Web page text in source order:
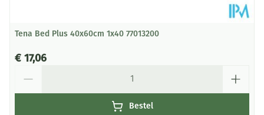
Tena Bed Plus 40x60cm 1x40 77013200
€ 17,06
Bestel